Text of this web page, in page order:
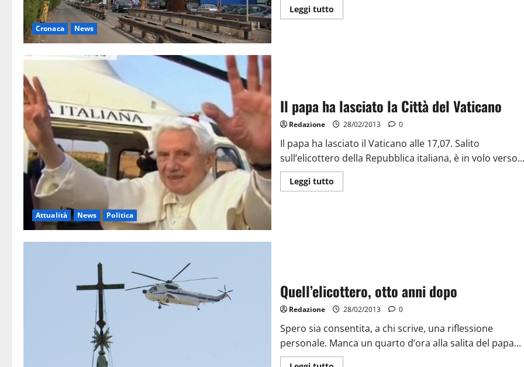
Cronaca News
Leggi tutto
Attualità News Politica
Il papa ha lasciato la Città del Vaticano
Redazione 28/02/2013 0
Il papa ha lasciato il Vaticano alle 17,07. Salito
sull’elicottero della Repubblica italiana, è in volo verso...
Leggi tutto
Quell’elicottero, otto anni dopo
Redazione 28/02/2013 0
Spero sia consentita, a chi scrive, una riflessione
personale. Manca un quarto d’ora alla salita del papa...